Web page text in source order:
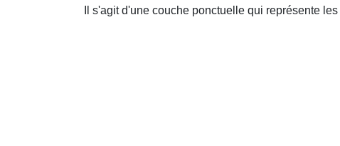
Il s'agit d'une couche ponctuelle qui représente